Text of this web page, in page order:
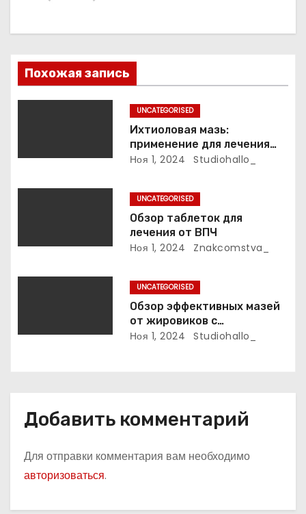
п
о
з
п
и
я
Похожая запись
UNCATEGORISED
Ихтиоловая мазь:
применение для лечения
фурункулов
Ноя 1, 2024 Studiohallo_
UNCATEGORISED
Обзор таблеток для
лечения от ВПЧ
Ноя 1, 2024 Znakcomstva_
UNCATEGORISED
Обзор эффективных мазей
от жировиков с
рассасывающим эффектом
Ноя 1, 2024 Studiohallo_
Добавить комментарий
Для отправки комментария вам необходимо
авторизоваться.